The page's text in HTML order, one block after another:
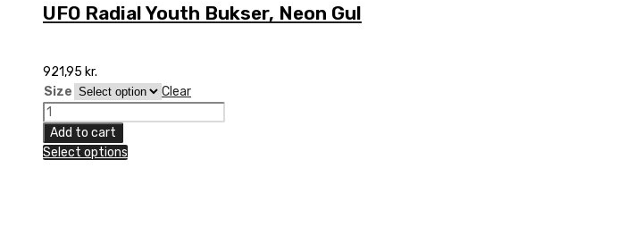
UFO Radial Youth Bukser, Neon Gul
921,95 kr.
Size
Clear
UFO
Radial
Youth
Add to cart
Select options